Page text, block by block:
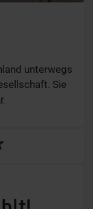
unterwegs
Sie
Kinder.